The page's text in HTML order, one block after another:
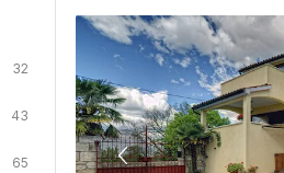
32
43
65